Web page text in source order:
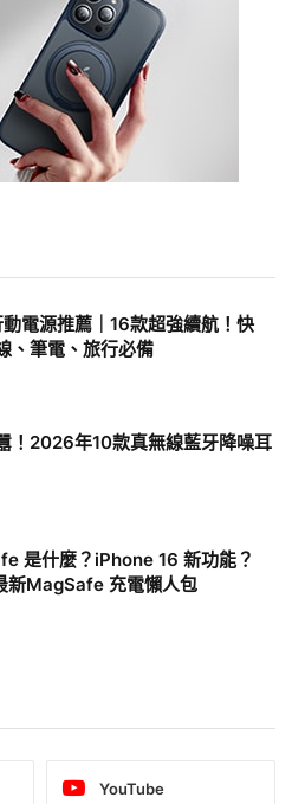
電源推薦｜16款超強續航！快
、筆電、旅行必備
！2026年10款真無線藍牙降噪耳
是什麼？iPhone 16 新功能？
新MagSafe 充電懶人包
YouTube